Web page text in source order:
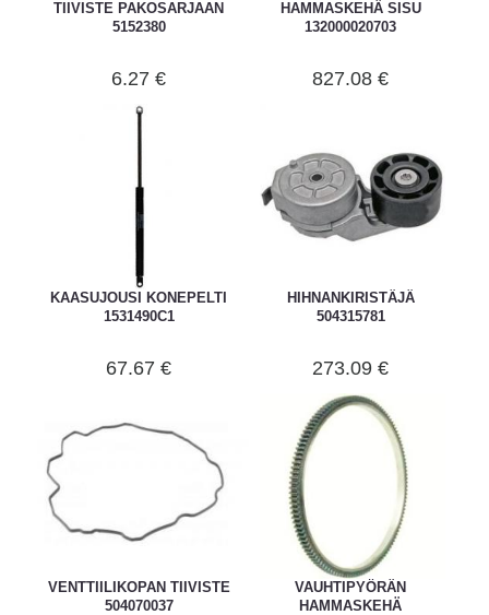
TIIVISTE PAKOSARJAAN
5152380
6.27 €
HAMMASKEHÄ SISU
132000020703
827.08 €
KAASUJOUSI KONEPELTI
1531490C1
67.67 €
HIHNANKIRISTÄJÄ
504315781
273.09 €
VENTTIILIKOPAN TIIVISTE
504070037
VAUHTIPYÖRÄN
HAMMASKEHÄ